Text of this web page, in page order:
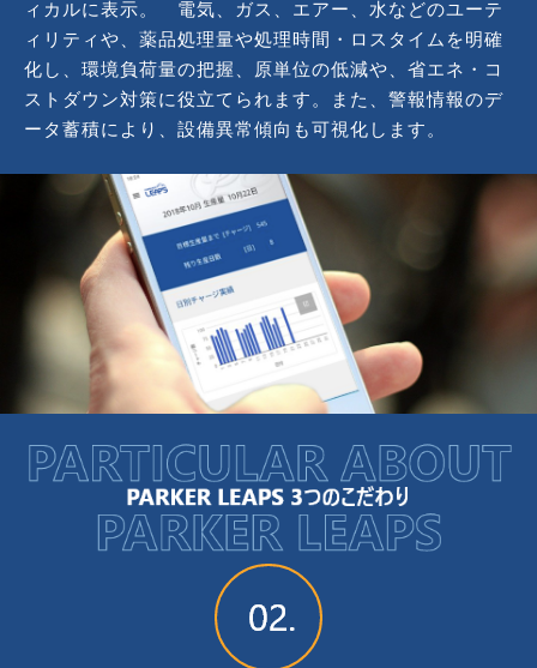
ィカルに表示。 電気、ガス、エアー、水などのユーテ
ィリティや、薬品処理量や処理時間・ロスタイムを明確
化し、環境負荷量の把握、原単位の低減や、省エネ・コ
ストダウン対策に役立てられます。また、警報情報のデ
ータ蓄積により、設備異常傾向も可視化します。